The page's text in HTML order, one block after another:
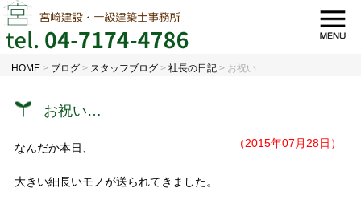
HOME > ブログ > スタッフブログ >社長の日記 > お祝い…
お祝い…
（2015年07月28日）
なんだか本日、
大きい細長いモノが送られてきました。